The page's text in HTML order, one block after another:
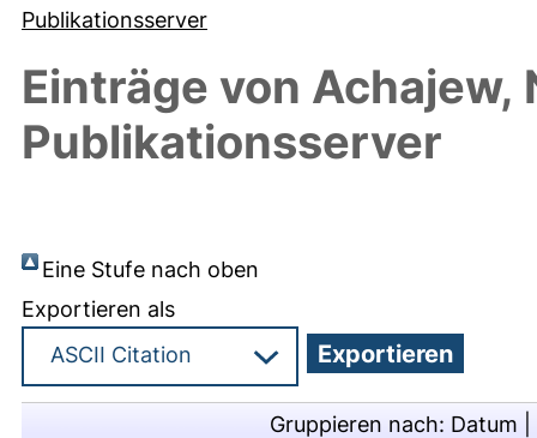
Publikationsserver
Einträge von Achajew,
Publikationsserver
Eine Stufe nach oben
Exportieren als
Gruppieren nach: Datum